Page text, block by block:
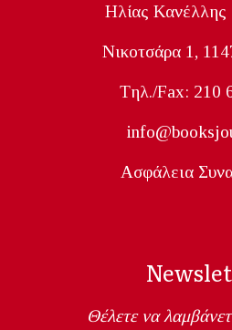
Ηλίας
Nικοτσάρα 1,
Tηλ./Fax: 210
Ασφάλεια
Θέλετε να